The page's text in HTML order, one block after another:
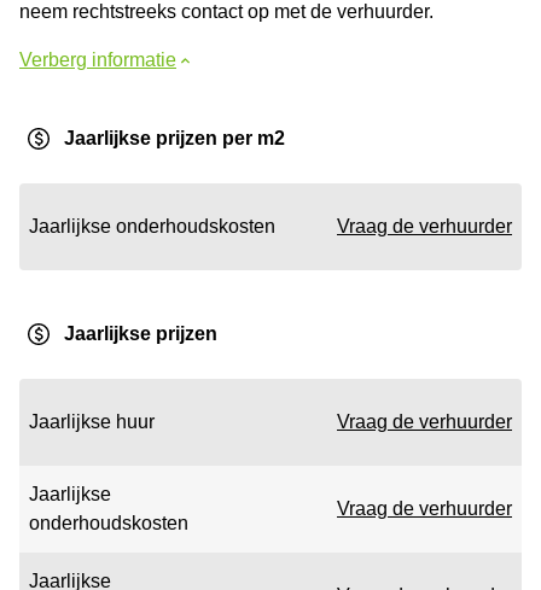
neem rechtstreeks contact op met de verhuurder.
Verberg informatie
Jaarlijkse prijzen per m2
Jaarlijkse onderhoudskosten Vraag de verhuurder
Jaarlijkse prijzen
Jaarlijkse huur Vraag de verhuurder
Jaarlijkse
onderhoudskosten
Vraag de verhuurder
Jaarlijkse